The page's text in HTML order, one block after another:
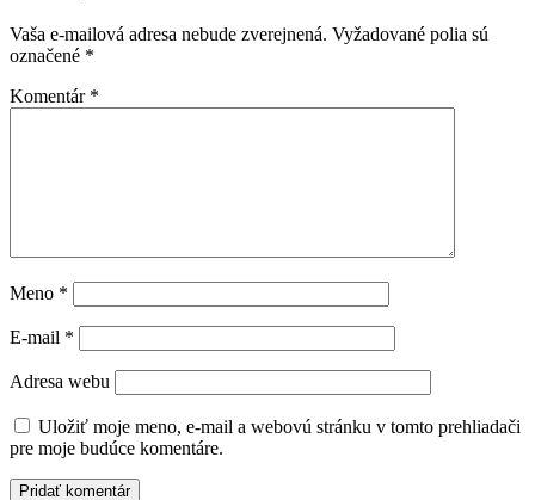
Vaša e-mailová adresa nebude zverejnená. Vyžadované polia sú
označené *
Komentár *
Meno *
E-mail *
Adresa webu
Uložiť moje meno, e-mail a webovú stránku v tomto prehliadači
pre moje budúce komentáre.